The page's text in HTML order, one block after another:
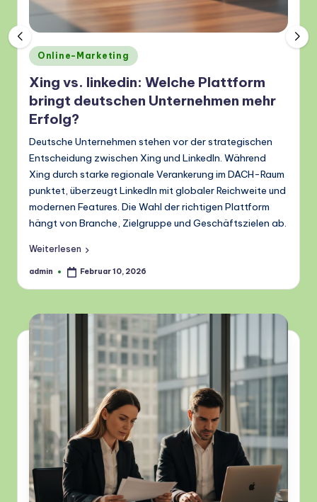
Posted
in
Online-Marketing
Xing vs. linkedin: Welche Plattform
bringt deutschen Unternehmen mehr
Erfolg?
Deutsche Unternehmen stehen vor der strategischen
Entscheidung zwischen Xing und LinkedIn. Während
Xing durch starke regionale Verankerung im DACH-Raum
punktet, überzeugt LinkedIn mit globaler Reichweite und
modernen Features. Die Wahl der richtigen Plattform
hängt von Branche, Zielgruppe und Geschäftszielen ab.
Weiterlesen
Posted
admin Februar 10, 2026